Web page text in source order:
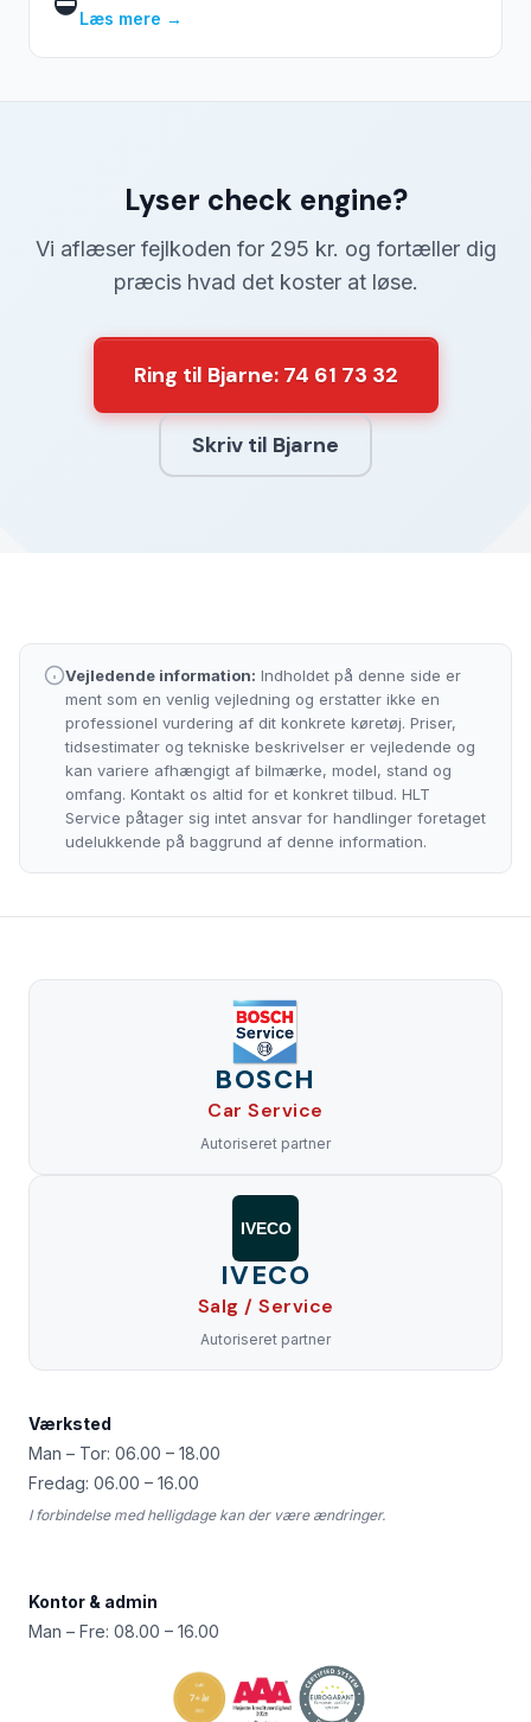
Læs mere →
Lyser check engine?
Vi aflæser fejlkoden for 295 kr. og fortæller dig
præcis hvad det koster at løse.
Ring til Bjarne: 74 61 73 32
Skriv til Bjarne
Vejledende information: Indholdet på denne side er
ment som en venlig vejledning og erstatter ikke en
professionel vurdering af dit konkrete køretøj. Priser,
tidsestimater og tekniske beskrivelser er vejledende og
kan variere afhængigt af bilmærke, model, stand og
omfang. Kontakt os altid for et konkret tilbud. HLT
Service påtager sig intet ansvar for handlinger foretaget
udelukkende på baggrund af denne information.
BOSCH
Car Service
Autoriseret partner
IVECO
IVECO
Salg / Service
Autoriseret partner
Værksted
Man – Tor: 06.00 – 18.00
Fredag: 06.00 – 16.00
I forbindelse med helligdage kan der være ændringer.
Kontor & admin
Man – Fre: 08.00 – 16.00